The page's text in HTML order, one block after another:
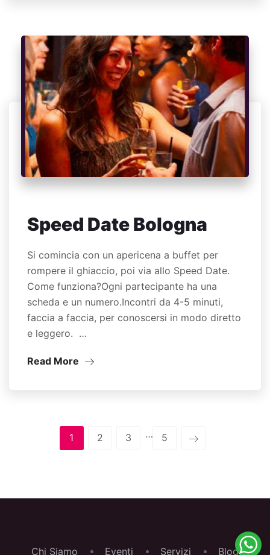
Speed Date Bologna
Si comincia con un apericena a buffet per
rompere il ghiaccio, poi via allo Speed Date.
Come funziona?Ogni partecipante ha una
scheda e un numero.Incontri da 4-5 minuti,
faccia a faccia, per conoscersi in modo diretto
e leggero. …
Read More
1 2 3 … 5
Chi Siamo Eventi Servizi Blog